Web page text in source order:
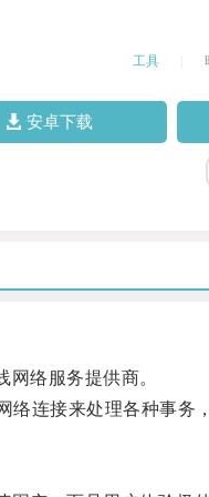
工具
安卓下载
络服务提供商。
连接来处理各种事务